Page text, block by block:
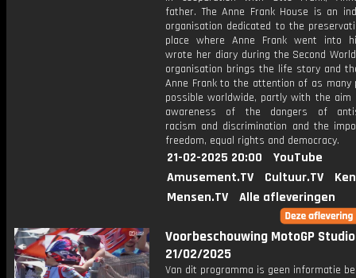
father. The Anne Frank House is an
organisation dedicated to the
place where Anne Frank went into
wrote her diary during the Second
organisation brings the life story and
Anne Frank to the attention of as many
possible worldwide, partly with the aim
awareness of the dangers of
racism and discrimination and the
freedom, equal rights and democracy.
21-02-2025 20:00
YouTube
Amusement.TV
Cultuur.TV
Mensen.TV
Alle afleveringen
Voorbeschouwing MotoGP Studio
21/02/2025
Van dit programma is geen informatie